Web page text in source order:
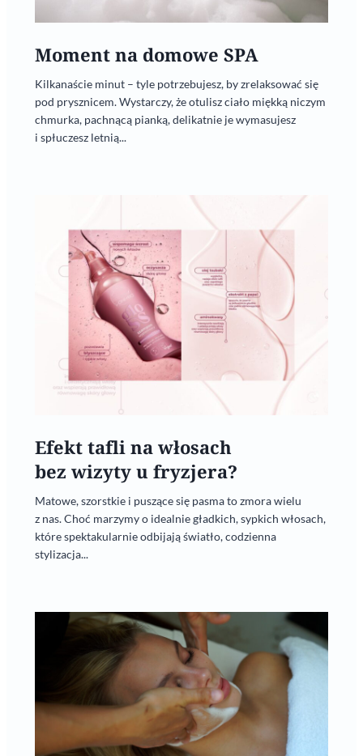
Moment na domowe SPA
Kilkanaście minut – tyle potrzebujesz, by zrelaksować się
pod prysznicem. Wystarczy, że otulisz ciało miękką niczym
chmurka, pachnącą pianką, delikatnie je wymasujesz
i spłuczesz letnią...
Efekt tafli na włosach
bez wizyty u fryzjera?
Matowe, szorstkie i puszące się pasma to zmora wielu
z nas. Choć marzymy o idealnie gładkich, sypkich włosach,
które spektakularnie odbijają światło, codzienna
stylizacja...